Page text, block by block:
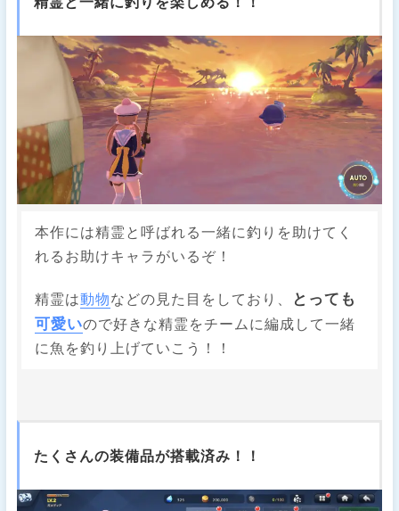
本作には精霊と呼ばれる一緒に釣りを助けてく
れるお助けキャラがいるぞ！
精霊は動物などの見た目をしており、
とっても
可愛いので好きな精霊をチームに編成して一緒
に魚を釣り上げていこう！！
たくさんの装備品が搭載済み！！